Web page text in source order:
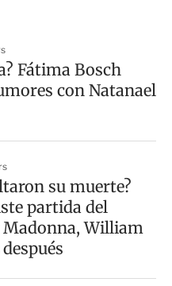
Fátima Bosch
con Natanael
su muerte?
partida del
William